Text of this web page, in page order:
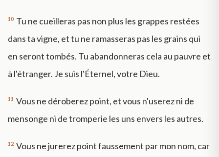
10 Tu ne cueilleras pas non plus les grappes restées
dans ta vigne, et tu ne ramasseras pas les grains qui
en seront tombés. Tu abandonneras cela au pauvre et
à l'étranger. Je suis l'Éternel, votre Dieu.
11 Vous ne déroberez point, et vous n'userez ni de
mensonge ni de tromperie les uns envers les autres.
12 Vous ne jurerez point faussement par mon nom, car